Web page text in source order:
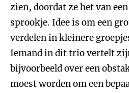
zien, doordat ze het van
sprookje. Idee is om een
verdelen in kleinere
Iemand in dit trio vertelt
bijvoorbeeld over een
moest worden om een